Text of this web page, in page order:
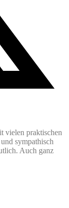
vielen praktischen
sympathisch
Auch ganz